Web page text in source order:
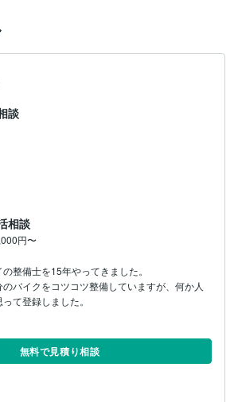
談
相談
円〜
整備士を15年やってきました。
バイクをコツコツ整備していますが、何か人
て登録しました。
無料で見積り相談